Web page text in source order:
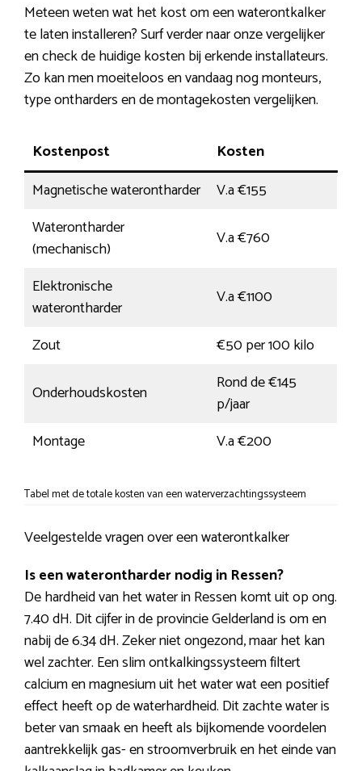
Meteen weten wat het kost om een waterontkalker
te laten installeren? Surf verder naar onze vergelijker
en check de huidige kosten bij erkende installateurs.
Zo kan men moeiteloos en vandaag nog monteurs,
type ontharders en de montagekosten vergelijken.
Kostenpost
Kosten
Magnetische waterontharder
V.a €155
Waterontharder
(mechanisch)
V.a €760
Elektronische
waterontharder
V.a €1100
Zout
€50 per 100 kilo
Onderhoudskosten
Rond de €145
p/jaar
Montage
V.a €200
Tabel met de totale kosten van een waterverzachtingssysteem
Veelgestelde vragen over een waterontkalker
Is een waterontharder nodig in Ressen?
De hardheid van het water in Ressen komt uit op ong.
7.40 dH. Dit cijfer in de provincie Gelderland is om en
nabij de 6.34 dH. Zeker niet ongezond, maar het kan
wel zachter. Een slim ontkalkingssysteem filtert
calcium en magnesium uit het water wat een positief
effect heeft op de waterhardheid. Dit zachte water is
beter van smaak en heeft als bijkomende voordelen
aantrekkelijk gas- en stroomverbruik en het einde van